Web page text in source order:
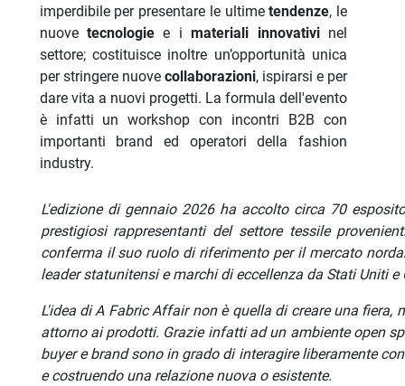
imperdibile per presentare le ultimetendenze, le
nuove tecnologie e imateriali innovativinel
settore; costituisce inoltre un’opportunità unica
per stringere nuove collaborazioni, ispirarsi e per
dare vita a nuovi progetti. La formula dell'evento
è infatti un workshop con incontri B2B con
importanti brand ed operatori della fashion
industry.
L'edizione di gennaio 2026 ha accolto circa 70
prestigiosi rappresentanti del settore tessile
conferma il suo ruolo di riferimento per il mercato
leader statunitensie marchi di eccellenza da Stati Uniti e
L'idea di A Fabric Affair non è quella di creare una fiera,
attorno ai prodotti. Grazie infatti ad un ambiente open
buyer e brand sono in grado di interagire liberamente
e costruendo una relazione nuova o esistente.